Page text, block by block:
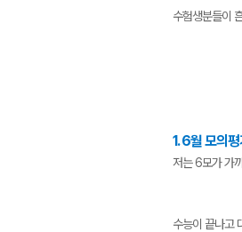
수험생분들이
1. 6월 모의
저는 6모가 가
수능이 끝나고